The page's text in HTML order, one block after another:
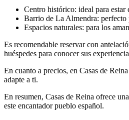
Centro histórico: ideal para estar
Barrio de La Almendra: perfecto
Espacios naturales: para los
Es recomendable reservar con
huéspedes para conocer sus
En cuanto a precios, en Casas de
adapte a ti.
En resumen, Casas de Reina ofrece
este encantador pueblo español.